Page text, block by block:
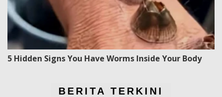
5 Hidden Signs You Have Worms Inside Your Body
BERITA TERKINI